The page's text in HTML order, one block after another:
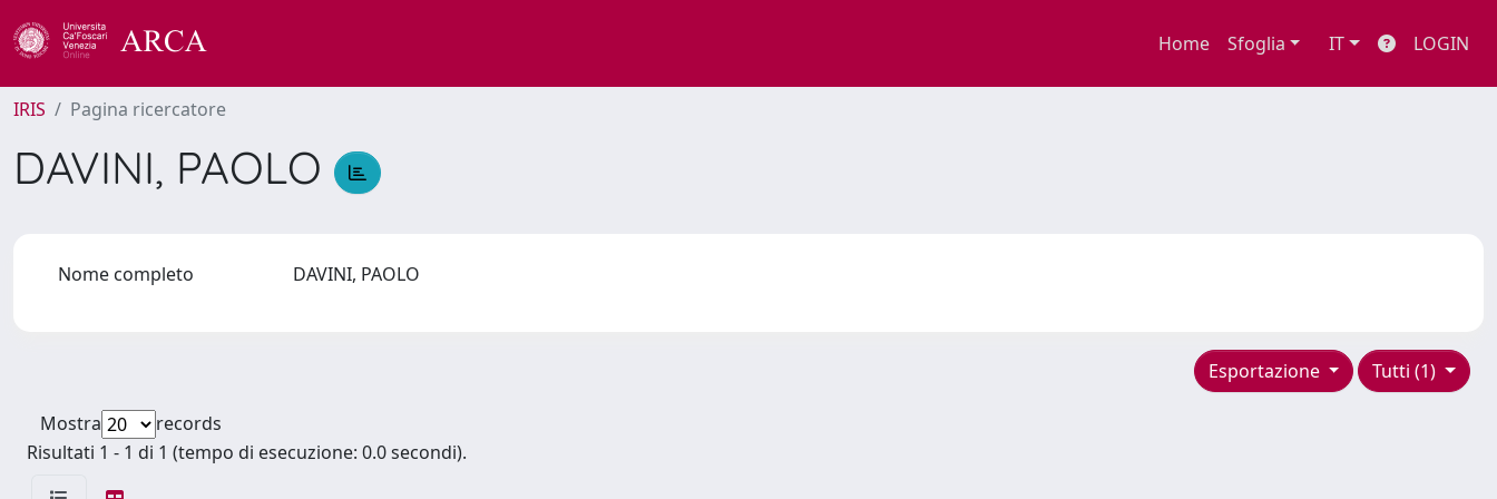
Home Sfoglia IT LOGIN
IRIS Pagina ricercatore
DAVINI, PAOLO
Nome completo DAVINI, PAOLO
Tutti (1)
Esportazione
Mostra
records
Risultati 1 - 1 di 1 (tempo di esecuzione: 0.0 secondi).